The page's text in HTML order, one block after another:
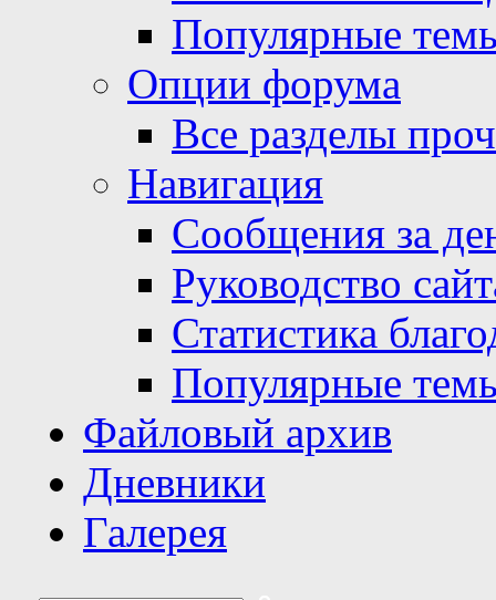
Популярные
Опции форума
Все разделы
Навигация
Сообщения за
Руководство
Статистика
Популярные
Файловый архив
Дневники
Галерея